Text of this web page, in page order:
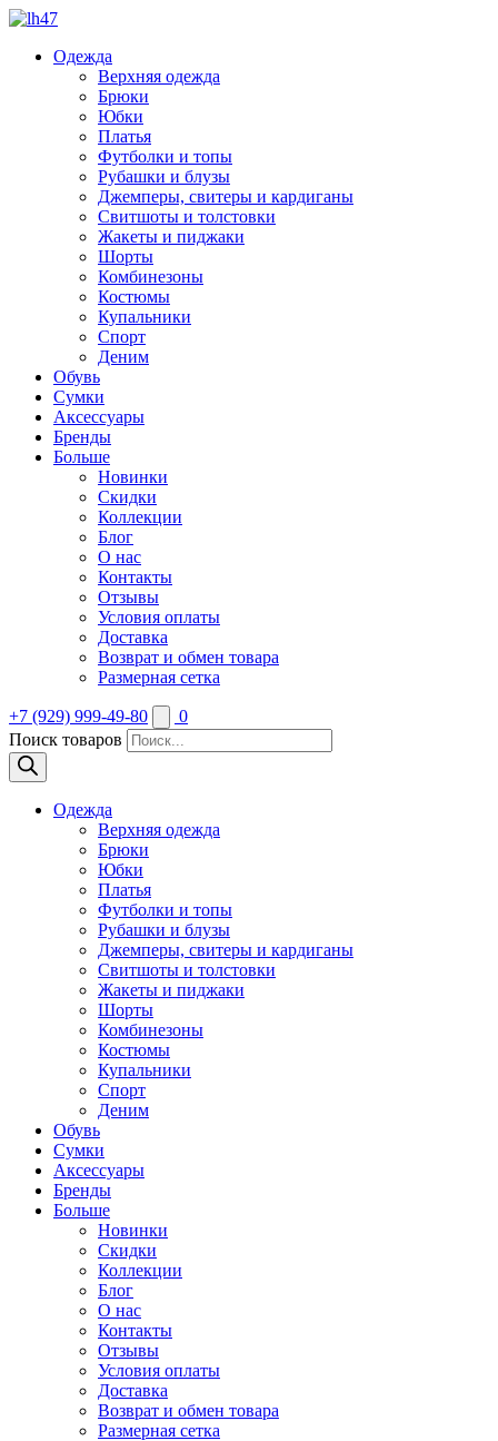
Одежда
Верхняя одежда
Брюки
Юбки
Платья
Футболки и топы
Рубашки и блузы
Джемперы, свитеры и кардиганы
Свитшоты и толстовки
Жакеты и пиджаки
Шорты
Комбинезоны
Костюмы
Купальники
Спорт
Деним
Обувь
Сумки
Аксессуары
Бренды
Больше
Новинки
Скидки
Коллекции
Блог
О нас
Контакты
Отзывы
Условия оплаты
Доставка
Возврат и обмен товара
Размерная сетка
+7 (929) 999-49-80
0
Поиск товаров
Одежда
Верхняя одежда
Брюки
Юбки
Платья
Футболки и топы
Рубашки и блузы
Джемперы, свитеры и кардиганы
Свитшоты и толстовки
Жакеты и пиджаки
Шорты
Комбинезоны
Костюмы
Купальники
Спорт
Деним
Обувь
Сумки
Аксессуары
Бренды
Больше
Новинки
Скидки
Коллекции
Блог
О нас
Контакты
Отзывы
Условия оплаты
Доставка
Возврат и обмен товара
Размерная сетка